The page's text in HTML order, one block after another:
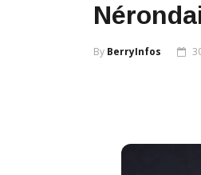
By BerryInfos